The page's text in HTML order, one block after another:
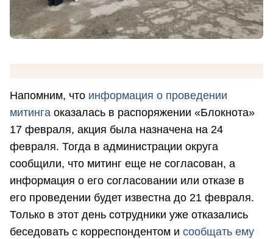
Напомним, что информация о проведении
митинга оказалась в распоряжении «Блокнота»
17 февраля, акция была назначена на 24
февраля. Тогда в администрации округа
сообщили, что митинг еще не согласован, а
информация о его согласовании или отказе в
его проведении будет известна до 21 февраля.
Только в этот день сотрудники уже отказались
беседовать с корреспондентом и сообщать ему